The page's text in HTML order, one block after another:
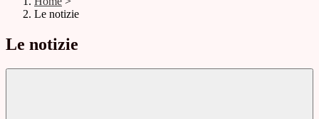
Le notizie
Le notizie